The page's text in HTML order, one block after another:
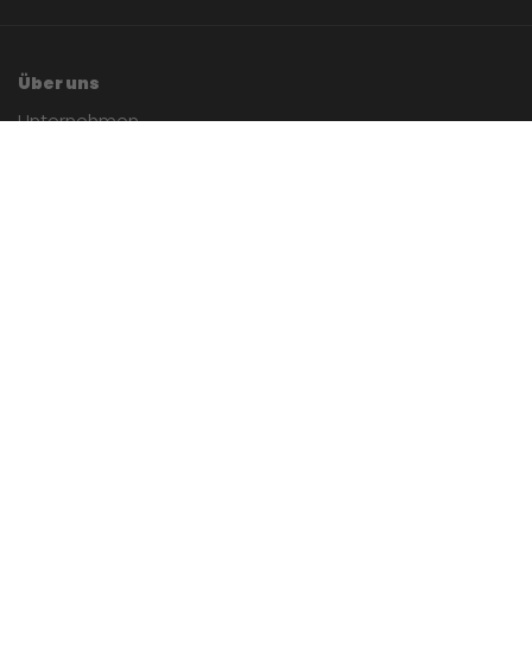
Über uns
Unternehmen